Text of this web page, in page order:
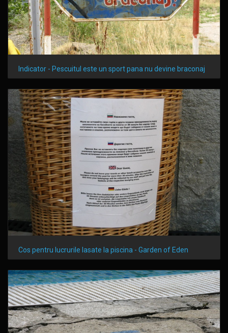
Indicator - Pescuitul este un sport pana nu devine braconaj
Cos pentru lucrurile lasate la piscina - Garden of Eden